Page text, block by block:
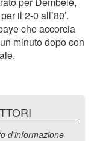
il 2-0 all’80’.
che accorcia
minuto dopo con
d'informazione